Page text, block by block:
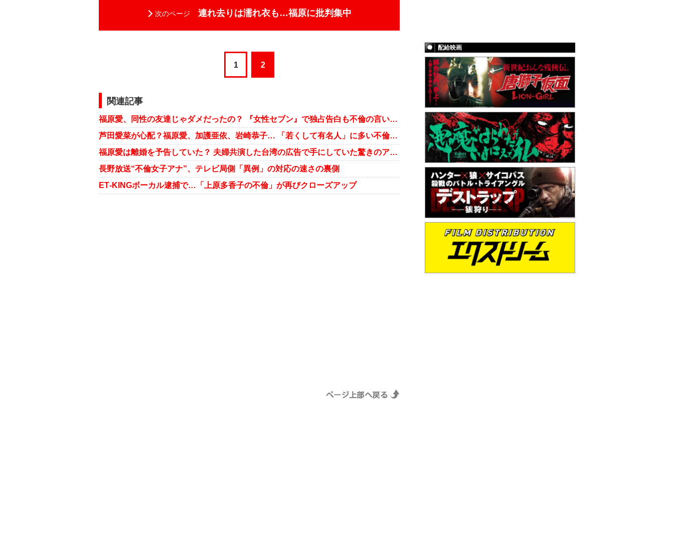
次のページ 連れ去りは濡れ衣も…福原に批判集中
1 2
関連記事
福原愛、同性の友達じゃダメだったの？ 『女性セブン』で独占告白も不倫の言い訳がブレブレ
芦田愛菜が心配？福原愛、加護亜依、岩崎恭子… 「若くして有名人」に多い不倫スキャンダル
福原愛は離婚を予告していた？ 夫婦共演した台湾の広告で手にしていた驚きのアイテムとは⁉
長野放送“不倫女子アナ”、テレビ局側「異例」の対応の速さの裏側
ET‐KINGボーカル逮捕で…「上原多香子の不倫」が再びクローズアップ
配給映画